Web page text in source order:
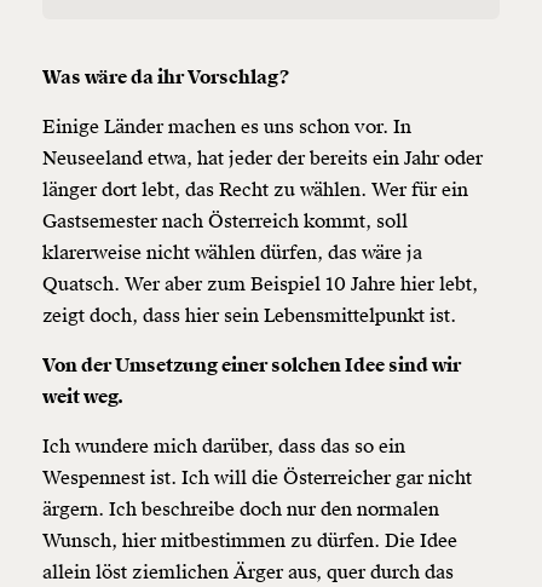
Was wäre da ihr Vorschlag?
Einige Länder machen es uns schon vor. In
Neuseeland etwa, hat jeder der bereits ein Jahr oder
länger dort lebt, das Recht zu wählen. Wer für ein
Gastsemester nach Österreich kommt, soll
klarerweise nicht wählen dürfen, das wäre ja
Quatsch. Wer aber zum Beispiel 10 Jahre hier lebt,
zeigt doch, dass hier sein Lebensmittelpunkt ist.
Von der Umsetzung einer solchen Idee sind wir
weit weg.
Ich wundere mich darüber, dass das so ein
Wespennest ist. Ich will die Österreicher gar nicht
ärgern. Ich beschreibe doch nur den normalen
Wunsch, hier mitbestimmen zu dürfen. Die Idee
allein löst ziemlichen Ärger aus, quer durch das